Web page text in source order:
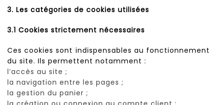
3. Les catégories de cookies utilisées
3.1 Cookies strictement nécessaires
Ces cookies sont indispensables au fonctionnement
du site. Ils permettent notamment :
l’accès au site ;
la navigation entre les pages ;
la gestion du panier ;